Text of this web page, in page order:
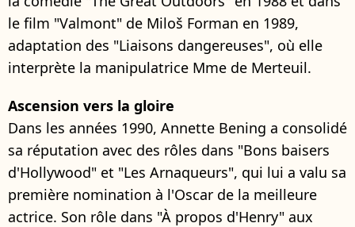
le film "Valmont" de Miloš Forman en 1989,
adaptation des "Liaisons dangereuses", où elle
interprète la manipulatrice Mme de Merteuil.
Ascension vers la gloire
Dans les années 1990, Annette Bening a consolidé
sa réputation avec des rôles dans "Bons baisers
d'Hollywood" et "Les Arnaqueurs", qui lui a valu sa
première nomination à l'Oscar de la meilleure
actrice. Son rôle dans "À propos d'Henry" aux